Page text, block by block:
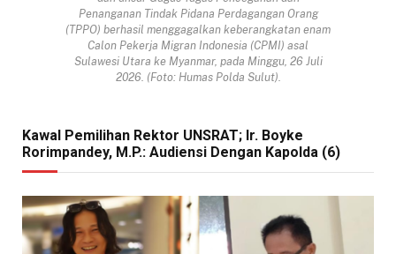
Penanganan Tindak Pidana Perdagangan Orang
(TPPO) berhasil menggagalkan keberangkatan enam
Calon Pekerja Migran Indonesia (CPMI) asal
Sulawesi Utara ke Myanmar, pada Minggu, 26 Juli
2026. (Foto: Humas Polda Sulut).
Kawal Pemilihan Rektor UNSRAT; Ir. Boyke
Rorimpandey, M.P.: Audiensi Dengan Kapolda (6)